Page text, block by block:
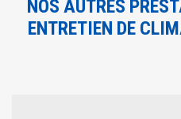
NOS AUTRES
ENTRETIEN DE